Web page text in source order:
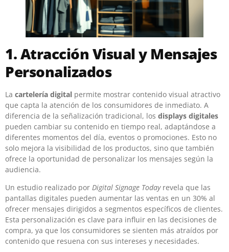
1. Atracción Visual y Mensajes
Personalizados
La cartelería digital permite mostrar contenido visual atractivo
que capta la atención de los consumidores de inmediato. A
diferencia de la señalización tradicional, los displays digitales
pueden cambiar su contenido en tiempo real, adaptándose a
diferentes momentos del día, eventos o promociones. Esto no
solo mejora la visibilidad de los productos, sino que también
ofrece la oportunidad de personalizar los mensajes según la
audiencia.
Un estudio realizado por Digital Signage Todayrevela que las
pantallas digitales pueden aumentar las ventas en un 30% al
ofrecer mensajes dirigidos a segmentos específicos de clientes.
Esta personalización es clave para influir en las decisiones de
compra, ya que los consumidores se sienten más atraídos por
contenido que resuena con sus intereses y necesidades.